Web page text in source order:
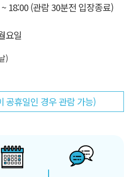
18:00 (관람 30분전 입장종료)
요일
)
공휴일인 경우 관람 가능)